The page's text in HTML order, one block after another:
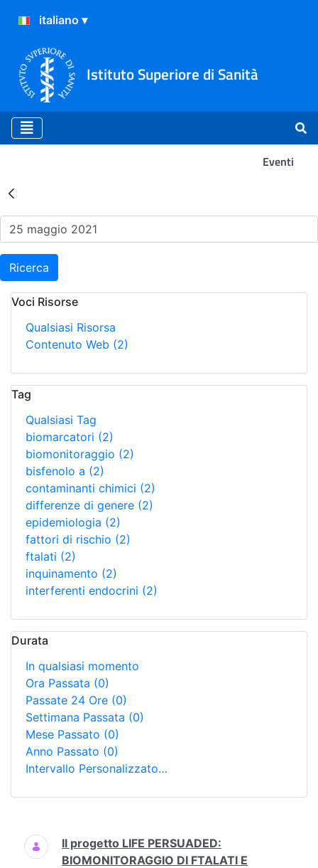
Istituto Superiore di Sanità
Eventi
Risultati della Ricerca -
Ricerca
Voci Risorse
Qualsiasi Risorsa
Contenuto Web (2)
Tag
Qualsiasi Tag
biomarcatori (2)
biomonitoraggio (2)
bisfenolo a (2)
contaminanti chimici (2)
differenze di genere (2)
epidemiologia (2)
fattori di rischio (2)
ftalati (2)
inquinamento (2)
interferenti endocrini (2)
Durata
In qualsiasi momento
Ora Passata (0)
Passate 24 Ore (0)
Settimana Passata (0)
Mese Passato (0)
Anno Passato (0)
Intervallo Personalizzato…
Ricerca
Il progetto LIFE PERSUADED:
BIOMONITORAGGIO DI FTALATI E